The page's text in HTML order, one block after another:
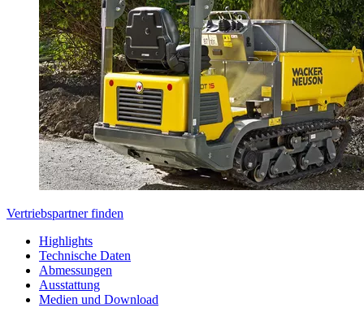
Vertriebspartner finden
Highlights
Technische Daten
Abmessungen
Ausstattung
Medien und Download